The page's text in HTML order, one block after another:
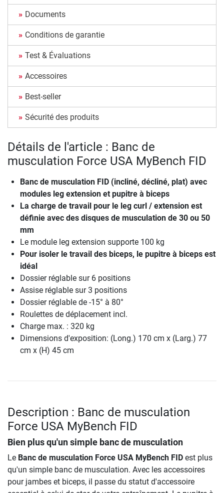
Documents
Conditions de garantie
Test & Évaluations
Accessoires
Best-seller
Sécurité des produits
Détails de l'article : Banc de
musculation Force USA MyBench FID
Banc de musculation FID (incliné, décliné, plat) avec
modules leg extension et pupitre à biceps
La charge de travail pour le leg curl / extension est
définie avec des disques de musculation de 30 ou 50
mm
Le module leg extension supporte 100 kg
Pour isoler le travail des biceps, le pupitre à biceps est
idéal
Dossier réglable sur 6 positions
Assise réglable sur 3 positions
Dossier réglable de -15° à 80°
Roulettes de déplacement incl.
Charge max. : 320 kg
Dimensions d'exposition: (Long.) 170 cm x (Larg.) 77
cm x (H) 45 cm
Description : Banc de musculation
Force USA MyBench FID
Bien plus qu'un simple banc de musculation
Le Banc de musculation Force USA MyBench FID est plus
qu'un simple banc de musculation. Avec les accessoires
pour jambes et biceps, il passe du statut d'accessoire